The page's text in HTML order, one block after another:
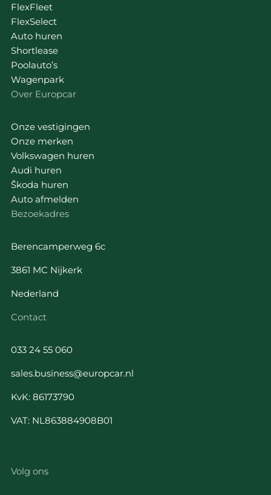
FlexFleet
FlexSelect
Auto huren
Shortlease
Poolauto’s
Wagenpark
Over Europcar
Onze vestigingen
Onze merken
Volkswagen huren
Audi huren
Škoda huren
Auto afmelden
Bezoekadres
Berencamperweg 6c
3861 MC Nijkerk
Nederland
Contact
033 24 55 060
sales.business@europcar.nl
KvK: 86173790
VAT: NL863884908B01
Volg ons